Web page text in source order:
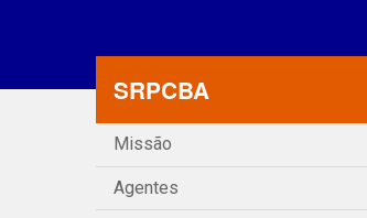
SRPCBA
Missão
Agentes